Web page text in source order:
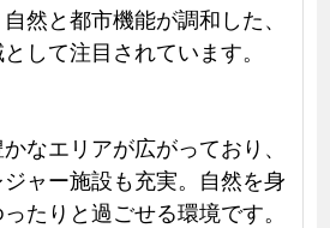
然と都市機能が調和した、
して注目されています。
なエリアが広がっており、
ャー施設も充実。自然を身
たりと過ごせる環境です。